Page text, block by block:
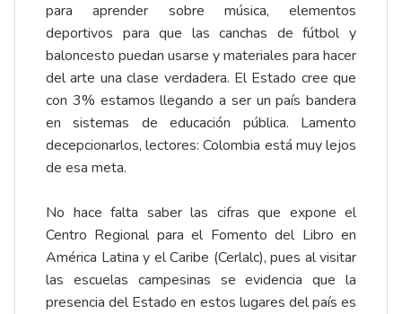
para aprender sobre música, elementos
deportivos para que las canchas de fútbol y
baloncesto puedan usarse y materiales para hacer
del arte una clase verdadera. El Estado cree que
con 3% estamos llegando a ser un país bandera
en sistemas de educación pública. Lamento
decepcionarlos, lectores: Colombia está muy lejos
de esa meta.
No hace falta saber las cifras que expone el
Centro Regional para el Fomento del Libro en
América Latina y el Caribe (Cerlalc), pues al visitar
las escuelas campesinas se evidencia que la
presencia del Estado en estos lugares del país es